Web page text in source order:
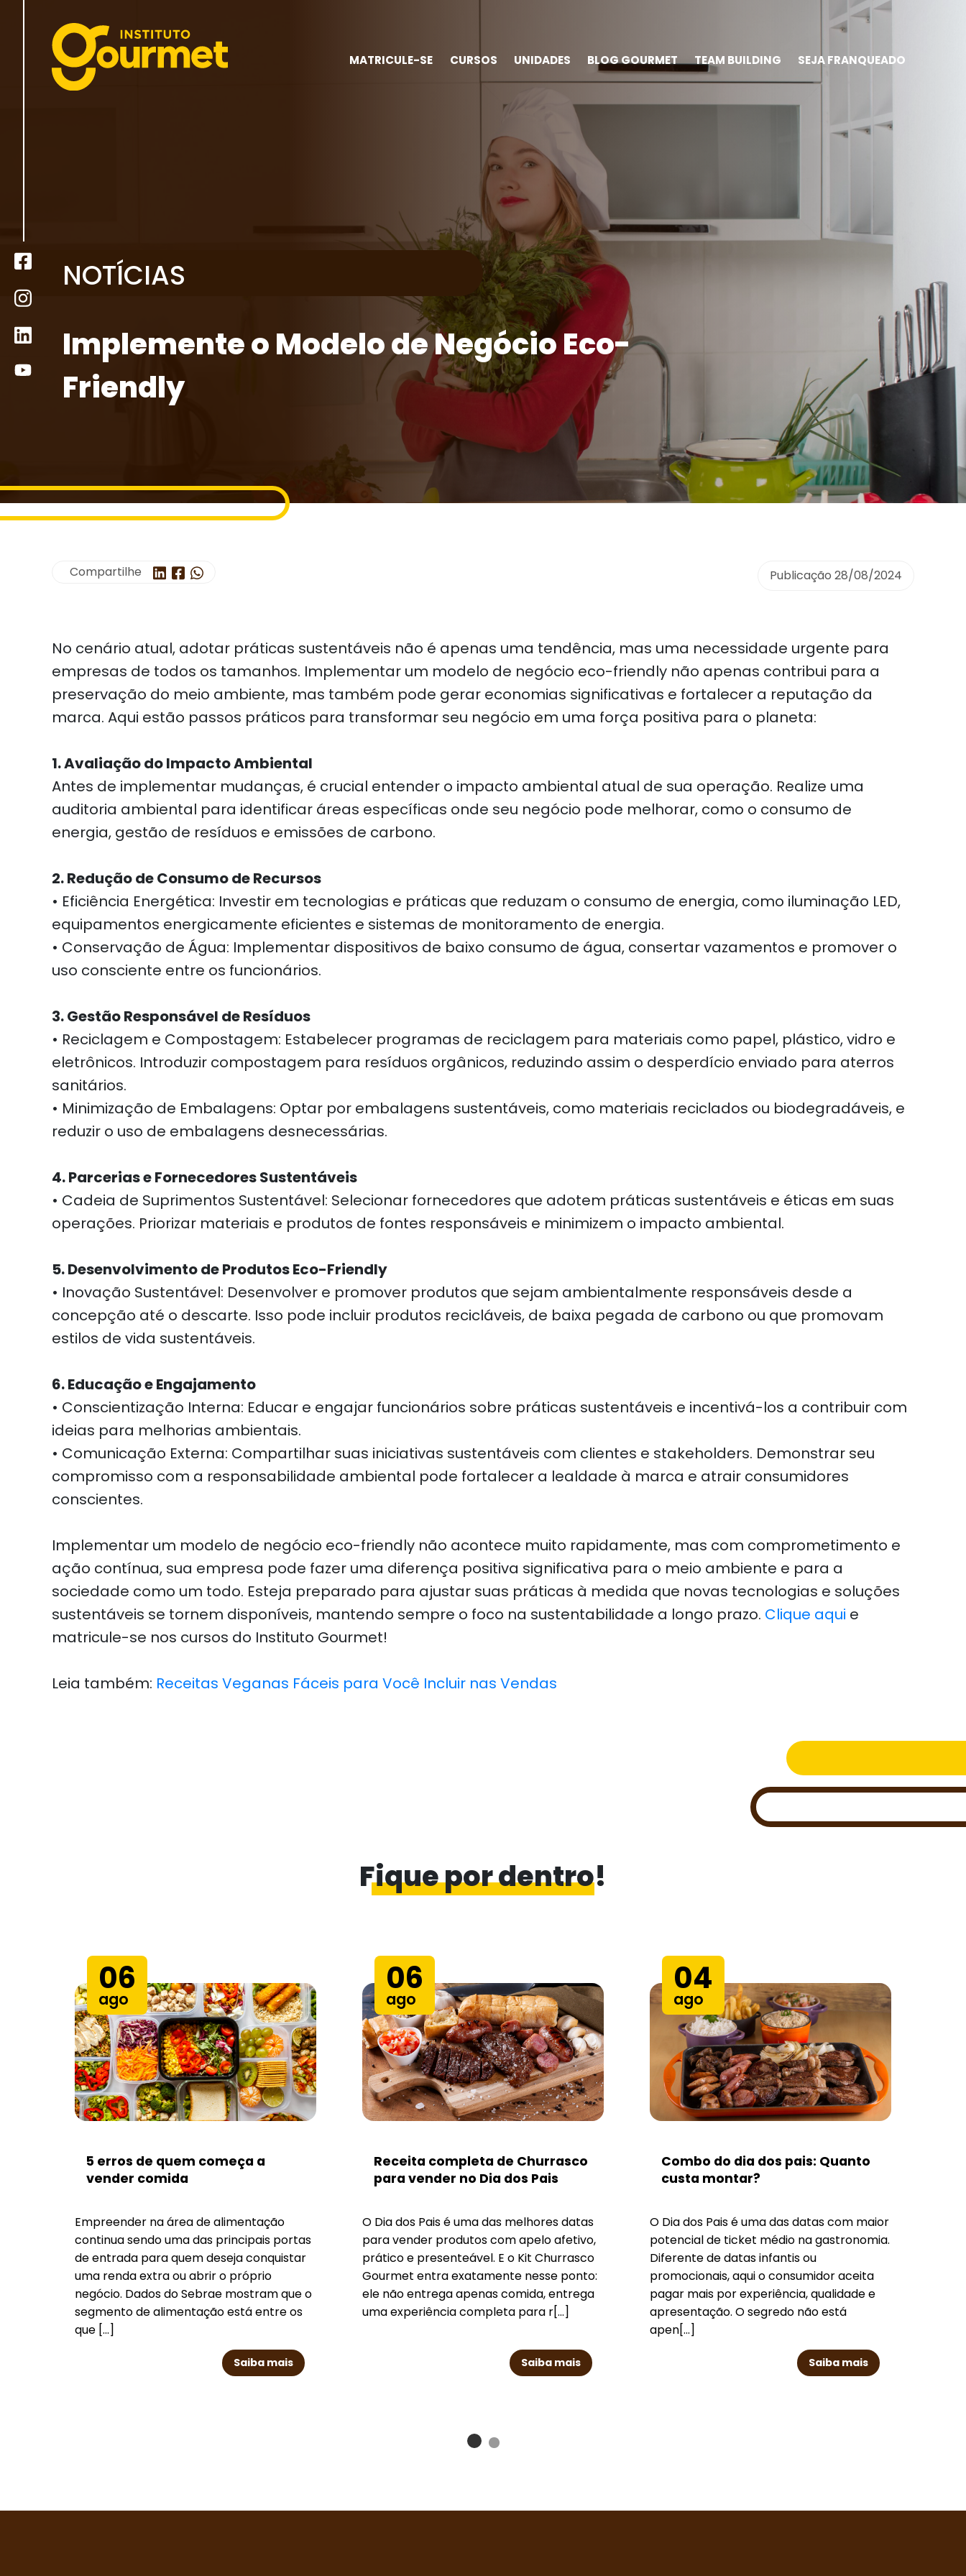
MATRICULE-SE CURSOS UNIDADES BLOG GOURMET TEAM BUILDING SEJA FRANQUEADO
NOTÍCIAS
Implemente o Modelo de Negócio Eco-
Friendly
Compartilhe Publicação 28/08/2024
No cenário atual, adotar práticas sustentáveis não é apenas uma tendência, mas uma necessidade urgente para
empresas de todos os tamanhos. Implementar um modelo de negócio eco-friendly não apenas contribui para a
preservação do meio ambiente, mas também pode gerar economias significativas e fortalecer a reputação da
marca. Aqui estão passos práticos para transformar seu negócio em uma força positiva para o planeta:
1. Avaliação do Impacto Ambiental
Antes de implementar mudanças, é crucial entender o impacto ambiental atual de sua operação. Realize uma
auditoria ambiental para identificar áreas específicas onde seu negócio pode melhorar, como o consumo de
energia, gestão de resíduos e emissões de carbono.
2. Redução de Consumo de Recursos
• Eficiência Energética: Investir em tecnologias e práticas que reduzam o consumo de energia, como iluminação LED,
equipamentos energicamente eficientes e sistemas de monitoramento de energia.
• Conservação de Água: Implementar dispositivos de baixo consumo de água, consertar vazamentos e promover o
uso consciente entre os funcionários.
3. Gestão Responsável de Resíduos
• Reciclagem e Compostagem: Estabelecer programas de reciclagem para materiais como papel, plástico, vidro e
eletrônicos. Introduzir compostagem para resíduos orgânicos, reduzindo assim o desperdício enviado para aterros
sanitários.
• Minimização de Embalagens: Optar por embalagens sustentáveis, como materiais reciclados ou biodegradáveis, e
reduzir o uso de embalagens desnecessárias.
4. Parcerias e Fornecedores Sustentáveis
• Cadeia de Suprimentos Sustentável: Selecionar fornecedores que adotem práticas sustentáveis e éticas em suas
operações. Priorizar materiais e produtos de fontes responsáveis e minimizem o impacto ambiental.
5. Desenvolvimento de Produtos Eco-Friendly
• Inovação Sustentável: Desenvolver e promover produtos que sejam ambientalmente responsáveis desde a
concepção até o descarte. Isso pode incluir produtos recicláveis, de baixa pegada de carbono ou que promovam
estilos de vida sustentáveis.
6. Educação e Engajamento
• Conscientização Interna: Educar e engajar funcionários sobre práticas sustentáveis e incentivá-los a contribuir com
ideias para melhorias ambientais.
• Comunicação Externa: Compartilhar suas iniciativas sustentáveis com clientes e stakeholders. Demonstrar seu
compromisso com a responsabilidade ambiental pode fortalecer a lealdade à marca e atrair consumidores
conscientes.
Implementar um modelo de negócio eco-friendly não acontece muito rapidamente, mas com comprometimento e
ação contínua, sua empresa pode fazer uma diferença positiva significativa para o meio ambiente e para a
sociedade como um todo. Esteja preparado para ajustar suas práticas à medida que novas tecnologias e soluções
sustentáveis se tornem disponíveis, mantendo sempre o foco na sustentabilidade a longo prazo. Clique aqui e
matricule-se nos cursos do Instituto Gourmet!
Leia também: Receitas Veganas Fáceis para Você Incluir nas Vendas
Fique por dentro!
06
ago
5 erros de quem começa a
vender comida
Empreender na área de alimentação
continua sendo uma das principais portas
de entrada para quem deseja conquistar
uma renda extra ou abrir o próprio
negócio. Dados do Sebrae mostram que o
segmento de alimentação está entre os
que [...]
Saiba mais
06
ago
Receita completa de Churrasco
para vender no Dia dos Pais
O Dia dos Pais é uma das melhores datas
para vender produtos com apelo afetivo,
prático e presenteável. E o Kit Churrasco
Gourmet entra exatamente nesse ponto:
ele não entrega apenas comida, entrega
uma experiência completa para r[...]
Saiba mais
04
ago
Combo do dia dos pais: Quanto
custa montar?
O Dia dos Pais é uma das datas com maior
potencial de ticket médio na gastronomia.
Diferente de datas infantis ou
promocionais, aqui o consumidor aceita
pagar mais por experiência, qualidade e
apresentação. O segredo não está
apen[...]
Saiba mais